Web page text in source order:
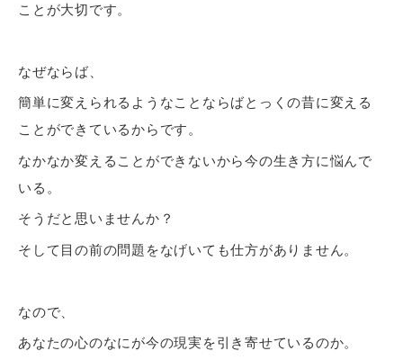
ことが大切です。
なぜならば、
簡単に変えられるようなことならばとっくの昔に変える
ことができているからです。
なかなか変えることができないから今の生き方に悩んで
いる。
そうだと思いませんか？
そして目の前の問題をなげいても仕方がありません。
なので、
あなたの心のなにが今の現実を引き寄せているのか。